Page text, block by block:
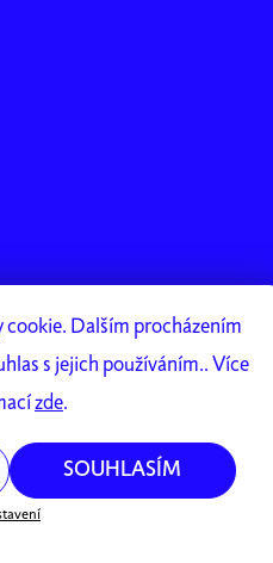
Dalším procházením
s jejich používáním.. Více
zde.
SOUHLASÍM
Shoptet Premium